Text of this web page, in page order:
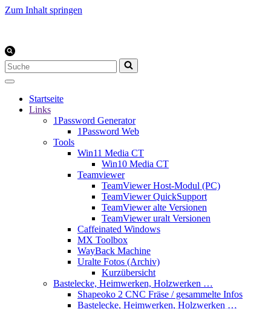
Zum Inhalt springen
Suchen
nach …
Startseite
Links
1Password Generator
1Password Web
Tools
Win11 Media CT
Win10 Media CT
Teamviewer
TeamViewer Host-Modul (PC)
TeamViewer QuickSupport
TeamViewer alte Versionen
TeamViewer uralt Versionen
Caffeinated Windows
MX Toolbox
WayBack Machine
Uralte Fotos (Archiv)
Kurzübersicht
Bastelecke, Heimwerken, Holzwerken …
Shapeoko 2 CNC Fräse / gesammelte Infos
Bastelecke, Heimwerken, Holzwerken …